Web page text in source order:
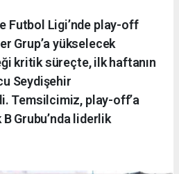
Futbol Ligi’nde play-off
Grup’a yükselecek
kritik süreçte, ilk haftanın
Seydişehir
Temsilcimiz, play-off’a
Grubu’nda liderlik